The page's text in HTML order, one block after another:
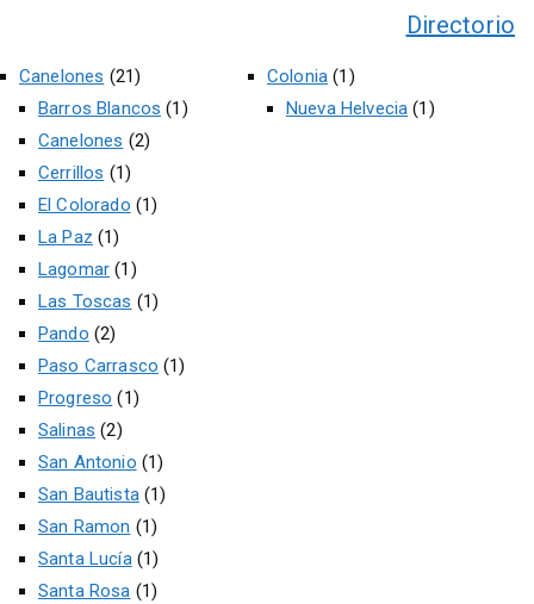
Directorio
Canelones (21)
Barros Blancos (1)
Canelones (2)
Cerrillos (1)
El Colorado (1)
La Paz (1)
Lagomar (1)
Las Toscas (1)
Pando (2)
Paso Carrasco (1)
Progreso (1)
Salinas (2)
San Antonio (1)
San Bautista(1)
San Ramon (1)
Santa Lucía(1)
Santa Rosa (1)
Colonia (1)
Nueva Helvecia (1)